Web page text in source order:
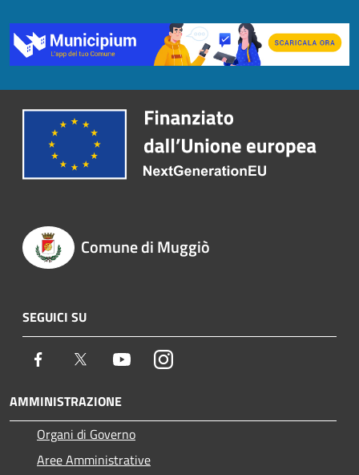
Comune di Muggiò
SEGUICI SU
Facebook Twitter YoutubeInstagram
AMMINISTRAZIONE
Organi di Governo
Aree Amministrative